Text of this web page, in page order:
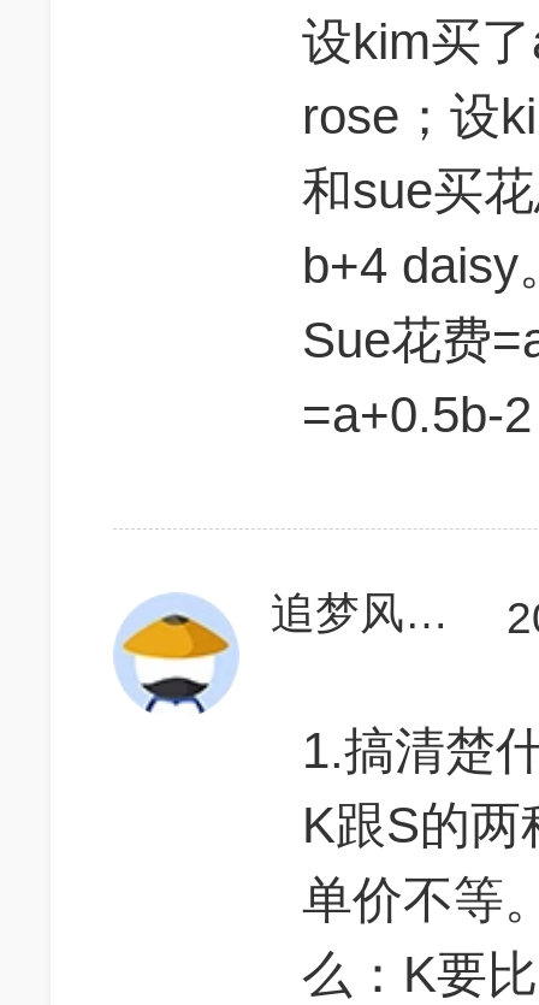
设kim买
rose；设
和sue买
b+4 daisy
Sue花费
=a+0.5b-2
追梦风行者
1.搞清楚
K跟S的两
单价不等
么：K要